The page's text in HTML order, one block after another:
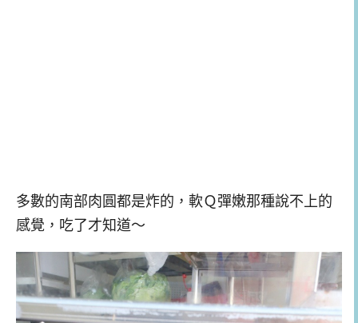
多數的南部肉圓都是炸的，軟Ｑ彈嫩那種說不上的
感覺，吃了才知道～